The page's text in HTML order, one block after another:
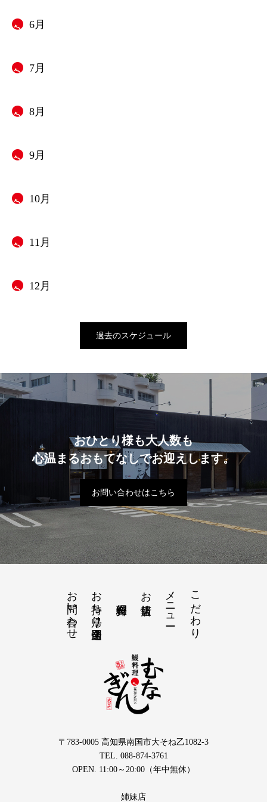
6月
7月
8月
9月
10月
11月
12月
過去のスケジュール
おひとり様も大人数も
心温まるおもてなしでお迎えします。
お問い合わせはこちら
こだわり
メニュー
お店情報
お持ち帰り・全国発送
お問い合わせ
〒783-0005 高知県南国市大そね乙1082-3
TEL. 088-874-3761
OPEN. 11:00～20:00（年中無休）
姉妹店